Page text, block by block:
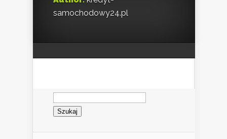
samochodowy24.pl
Szukaj: